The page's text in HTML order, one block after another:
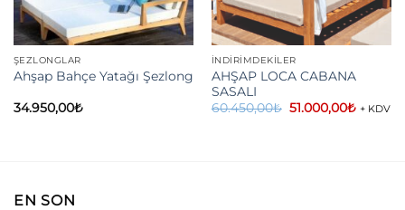
ŞEZLONGLAR
Ahşap Bahçe Yatağı Şezlong
34.950,00₺
İNDIRIMDEKILER
AHŞAP LOCA CABANA
SASALI
60.450,00₺ Orijinal
51.000,00₺Şu
+ KDV
EN SON